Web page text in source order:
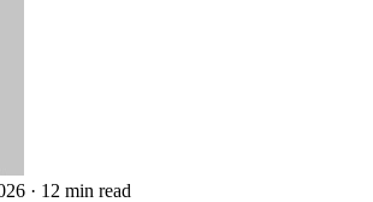
· 12 min read